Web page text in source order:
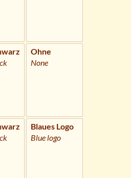
Ohne
None
Blaues Logo
Blue logo